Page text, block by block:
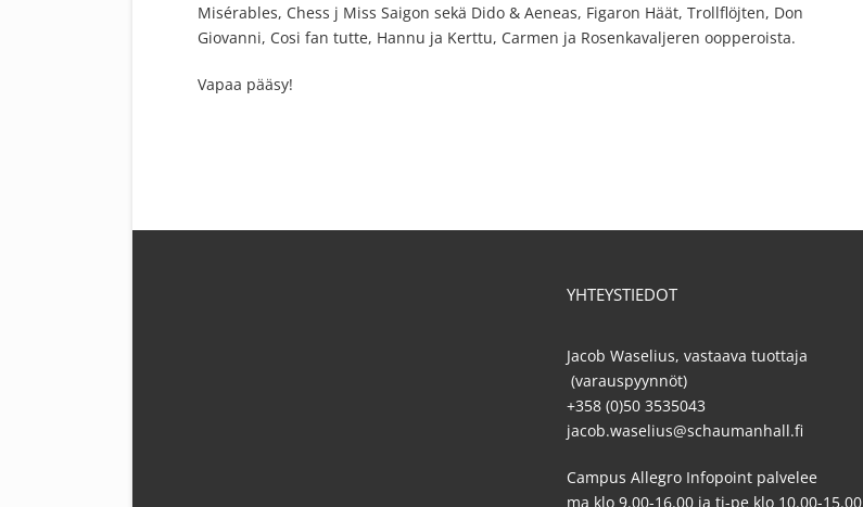
Misérables, Chess j Miss Saigon sekä Dido & Aeneas, Figaron Häät, Trollflöjten, Don
Giovanni, Cosi fan tutte, Hannu ja Kerttu, Carmen ja Rosenkavaljeren oopperoista.
Vapaa pääsy!
YHTEYSTIEDOT
Jacob Waselius, vastaava tuottaja
(varauspyynnöt)
+358 (0)50 3535043
jacob.waselius@schaumanhall.fi
Campus Allegro Infopoint palvelee
ma klo 9.00-16.00 ja ti-pe klo 10.00-15.00